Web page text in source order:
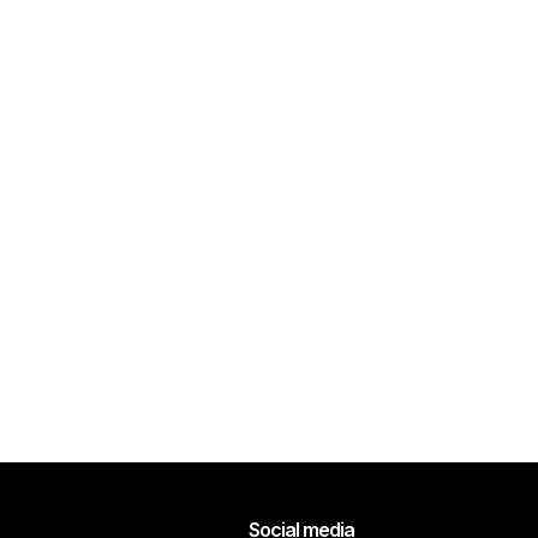
Social media